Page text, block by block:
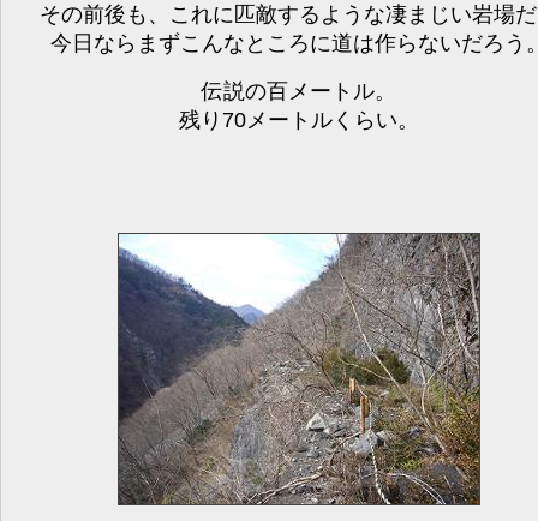
その前後も、これに匹敵するような凄まじい岩場
今日ならまずこんなところに道は作らないだろう
伝説の百メートル。
残り70メートルくらい。